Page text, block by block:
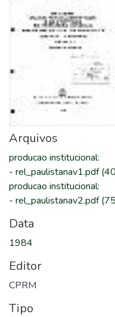
Arquivos
producao institucional:
- rel_paulistanav1.pdf
producao institucional:
- rel_paulistanav2.pdf
Data
1984
Editor
CPRM
Tipo